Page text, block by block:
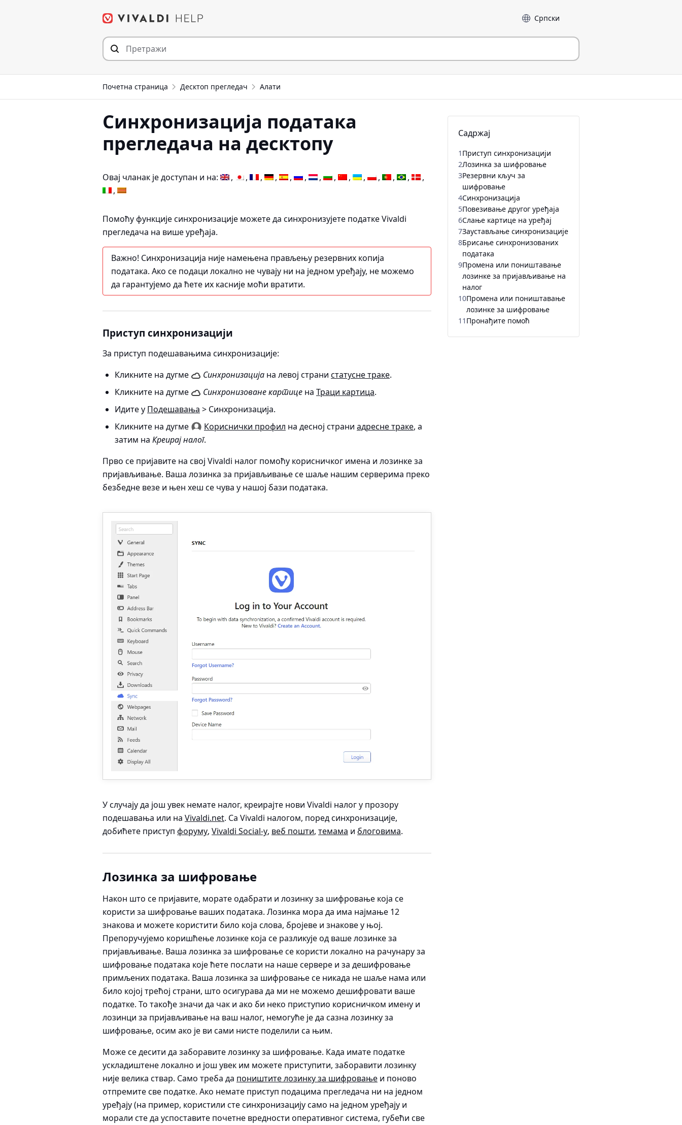
Језик
Почетна страница Десктоп прегледач Алати
Синхронизација података
прегледача на десктопу
Овај чланак је доступан и на:
Помоћу функције синхронизације можете да синхронизујете податке Vivaldi
прегледача на више уређаја.
Важно! Синхронизација није намењена прављењу резервних копија
података. Ако се подаци локално не чувају ни на једном уређају, не можемо
да гарантујемо да ћете их касније моћи вратити.
Приступ синхронизацији
За приступ подешавањима синхронизације:
Кликните на дугме
Синхронизација на левој страни статусне траке.
Кликните на дугме
Синхронизоване картице на Траци картица.
Идите у Подешавања > Синхронизација.
Кликните на дугме
Кориснички профил на десној страни адресне траке, а
затим на Креирај налог.
Прво се пријавите на свој Vivaldi налог помоћу корисничког имена и лозинке за
пријављивање. Ваша лозинка за пријављивање се шаље нашим серверима преко
безбедне везе и њен хеш се чува у нашој бази података.
У случају да још увек немате налог, креирајте нови Vivaldi налог у прозору
подешавања или на Vivaldi.net. Са Vivaldi налогом, поред синхронизације,
добићете приступ форуму, Vivaldi Social-у, веб пошти, темама и блоговима.
Лозинка за шифровање
Након што се пријавите, морате одабрати и лозинку за шифровање која се
користи за шифровање ваших података. Лозинка мора да има најмање 12
знакова и можете користити било која слова, бројеве и знакове у њој.
Препоручујемо коришћење лозинке која се разликује од ваше лозинке за
пријављивање. Ваша лозинка за шифровање се користи локално на рачунару за
шифровање података које ћете послати на наше сервере и за дешифровање
примљених података. Ваша лозинка за шифровање се никада не шаље нама или
било којој трећој страни, што осигурава да ми не можемо дешифровати ваше
податке. То такође значи да чак и ако би неко приступио корисничком имену и
лозинци за пријављивање на ваш налог, немогуће је да сазна лозинку за
шифровање, осим ако је ви сами нисте поделили са њим.
Може се десити да заборавите лозинку за шифровање. Када имате податке
ускладиштене локално и још увек им можете приступити, заборавити лозинку
није велика ствар. Само треба да поништите лозинку за шифровање и поново
отпремите све податке. Ако немате приступ подацима прегледача ни на једном
уређају (на пример, користили сте синхронизацију само на једном уређају и
морали сте да успоставите почетне вредности оперативног система, губећи све
Садржај
1 Приступ синхронизацији
2Лозинка за шифровање
3Резервни кључ за
шифровање
4Синхронизација
5Повезивање другог уређаја
6Слање картице на уређај
7Заустављање синхронизације
8Брисање синхронизованих
података
9Промена или поништавање
лозинке за пријављивање на
налог
10Промена или поништавање
лозинке за шифровање
11 Пронађите помоћ